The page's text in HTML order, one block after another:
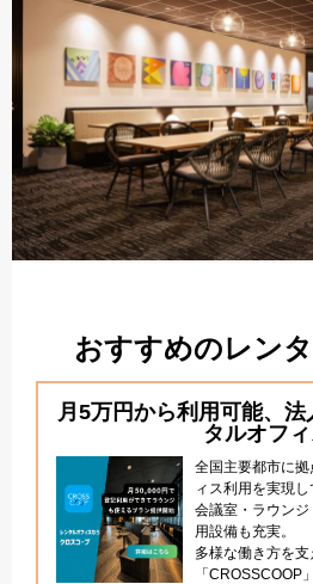
おすすめのレン
月5万円から利用可能、
タルオフ
全国主要都市に
ィス利用を実現し
会議室・ラウン
用設備も充実。
多様な働き方を
「CROSSCOOP」